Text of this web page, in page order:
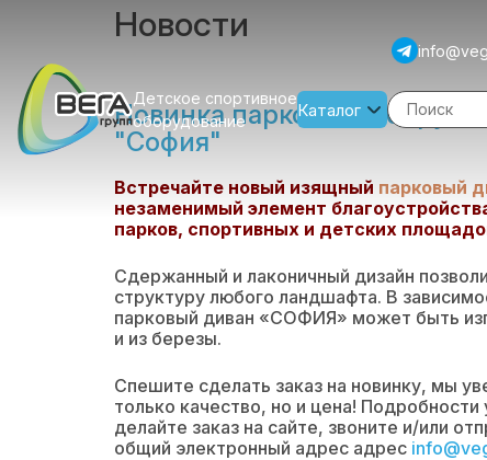
Детское спортивное
оборудование
Каталог
Новости
Новинка паркового
"София"
Встречайте новый изящный парковый
незаменимый элемент
парков, спортивных и детских
Сдержанный и лаконичный дизайн
структуру любого ландшафта. В
парковый диван «СОФИЯ» может быть
и из березы.
Спешите сделать заказ на новинку, мы
только качество, но и цена!
делайте заказ на сайте, звоните и/или
общий электронный адрес адрес